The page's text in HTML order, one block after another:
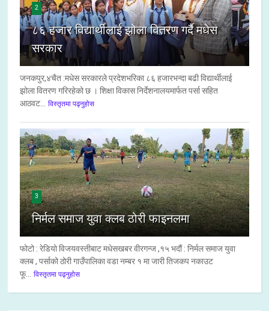
2
८६ हजार विद्यार्थीलाई झोला वितरण गर्दै मधेस
सरकार
जनकपुर,४चैत :मधेस सरकारले प्रदेशभरिका ८६ हजारभन्दा बढी विद्यार्थीलाई
झोला वितरण गरिरहेको छ । शिक्षा विकास निर्देशनालयमार्फत पर्सा सहित
आठवट...
विस्तृतमा पढ्नुहोस
3
निर्मल समाज युवा क्लब ठोरी फाइनलमा
फोटो : रेडियो विजयवस्तीबाट मधेसखबर वीरगन्ज ,१५ भदौं : निर्मल समाज युवा
क्लब , पर्साको ठोरी गाउँपालिका वडा नम्बर १ मा जारी तिजकप नकाउट
फू...
विस्तृतमा पढ्नुहोस